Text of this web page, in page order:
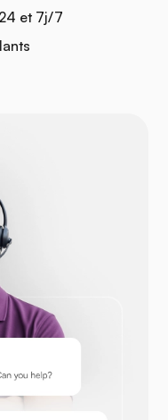
et 7j/7